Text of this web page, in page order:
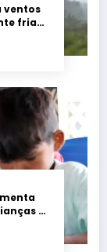
ventos
fria
é